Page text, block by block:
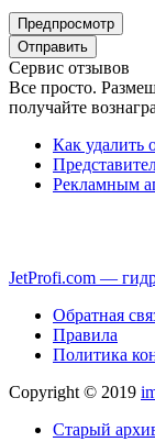
Сервис отзывов
Все просто.
получайте
Как удалить
Рекламным
JetProfi.com —
Обратная
Правила
Политика
Copyright © 2019
Старый